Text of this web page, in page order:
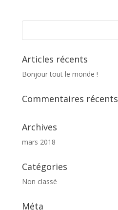
Articles récents
Bonjour tout le monde !
Commentaires récents
Archives
mars 2018
Catégories
Non classé
Méta